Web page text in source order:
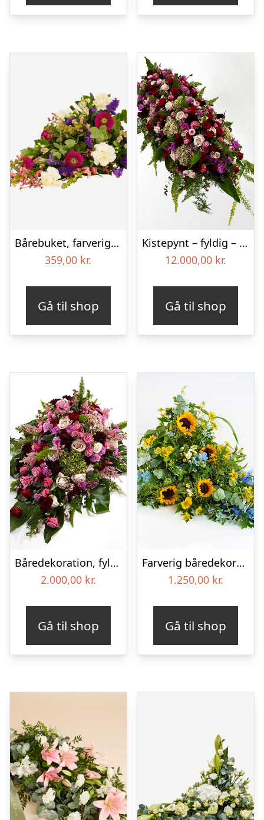
Bårebuket, farverig (Floristens kreative valg)
359,00 kr.
Gå til shop
Kistepynt – fyldig – Blomster til begravelse
12.000,00 kr.
Gå til shop
Båredekoration, fyldig – Blomster til begravelse
2.000,00 kr.
Gå til shop
Farverig båredekoration i gul og blå – Blomster til begravelse
1.250,00 kr.
Gå til shop